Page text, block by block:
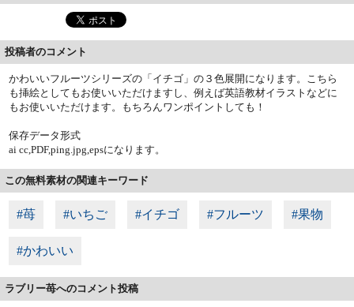
投稿者のコメント
かわいいフルーツシリーズの「イチゴ」の３色展開になります。こちら
も挿絵としてもお使いいただけますし、例えば英語教材イラストなどに
もお使いいただけます。もちろんワンポイントしても！
保存データ形式
ai cc,PDF,ping.jpg,epsになります。
この無料素材の関連キーワード
#苺 #いちご #イチゴ #フルーツ #果物
#かわいい
ラブリー苺へのコメント投稿